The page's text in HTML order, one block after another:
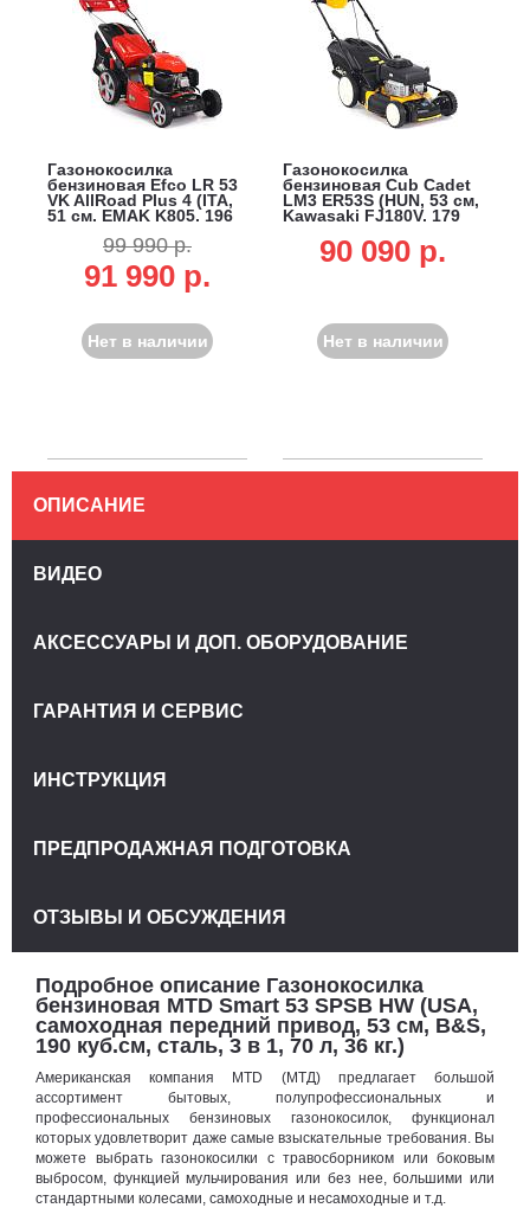
Газонокосилка
бензиновая Efco LR 53
VK AllRoad Plus 4 (ITA,
51 см, EMAK K805, 196
в1, 70 л, 38.6 кг)
99 990 р.
91 990 р.
Нет в наличии
Газонокосилка
бензиновая Cub Cadet
LM3 ER53S (HUN, 53 см,
Kawasaki FJ180V, 179
вариатор MySpeed, 4 в
1, 46 кг)90 090 p.
Нет в наличии
Подробное описание Газонокосилка
бензиновая MTD Smart 53 SPSB HW (USA,
самоходная передний привод, 53 см, B&S,
190 куб.см, сталь, 3 в 1, 70 л, 36 кг.)
Американская компания MTD (МТД) предлагает большой
ассортимент бытовых, полупрофессиональных и
профессиональных бензиновых газонокосилок, функционал
которых удовлетворит даже самые взыскательные требования. Вы
можете выбрать газонокосилки с травосборником или боковым
выбросом, функцией мульчирования или без нее, большими или
стандартными колесами, самоходные и несамоходные и т.д.
ОПИСАНИЕ
ВИДЕО
АКСЕССУАРЫ И ДОП. ОБОРУДОВАНИЕ
ГАРАНТИЯ И СЕРВИС
ИНСТРУКЦИЯ
ПРЕДПРОДАЖНАЯ ПОДГОТОВКА
ОТЗЫВЫ И ОБСУЖДЕНИЯ